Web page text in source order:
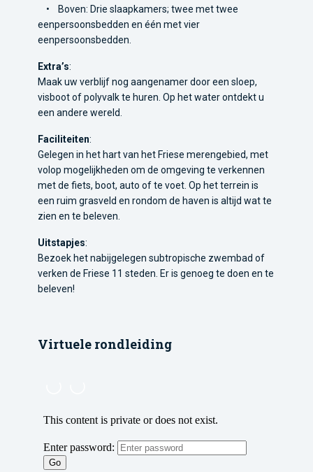
• Boven: Drie slaapkamers; twee met twee
eenpersoonsbedden en één met vier
eenpersoonsbedden.
Extra’s:
Maak uw verblijf nog aangenamer door een sloep,
visboot of polyvalk te huren. Op het water ontdekt u
een andere wereld.
Faciliteiten:
Gelegen in het hart van het Friese merengebied, met
volop mogelijkheden om de omgeving te verkennen
met de fiets, boot, auto of te voet. Op het terrein is
een ruim grasveld en rondom de haven is altijd wat te
zien en te beleven.
Uitstapjes:
Bezoek het nabijgelegen subtropische zwembad of
verken de Friese 11 steden. Er is genoeg te doen en te
beleven!
Virtuele rondleiding